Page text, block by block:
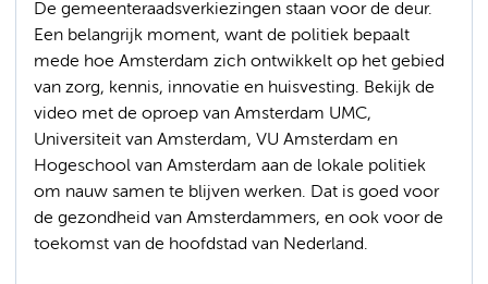
De gemeenteraadsverkiezingen staan voor de deur.
Een belangrijk moment, want de politiek bepaalt
mede hoe Amsterdam zich ontwikkelt op het gebied
van zorg, kennis, innovatie en huisvesting. Bekijk de
video met de oproep van Amsterdam UMC,
Universiteit van Amsterdam, VU Amsterdam en
Hogeschool van Amsterdam aan de lokale politiek
om nauw samen te blijven werken. Dat is goed voor
de gezondheid van Amsterdammers, en ook voor de
toekomst van de hoofdstad van Nederland.